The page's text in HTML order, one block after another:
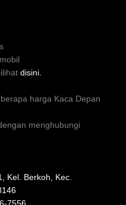
disini.
harga Kaca Depan
menghubungi
Kel. Berkoh, Kec.